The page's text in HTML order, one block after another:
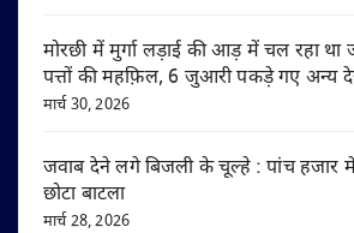
मोरछी में मुर्गा लड़ाई की आड़ में चल रहा
पत्तों की महफ़िल, 6 जुआरी पकड़े गए अन्य
मार्च 30, 2026
जवाब देने लगे बिजली के चूल्हे : पांच हजार
छोटा बाटला
मार्च 28, 2026